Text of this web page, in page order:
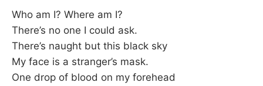
Who am I? Where am I?
There’s no one I could ask.
There’s naught but this black sky
My face is a stranger’s mask.
One drop of blood on my forehead